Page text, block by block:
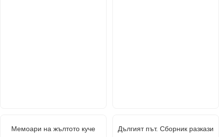
Мемоари на жълтото куче Дългият път. Сборник разкази